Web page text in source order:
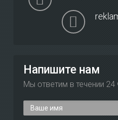
Напишите нам
Мы ответим в течении 24